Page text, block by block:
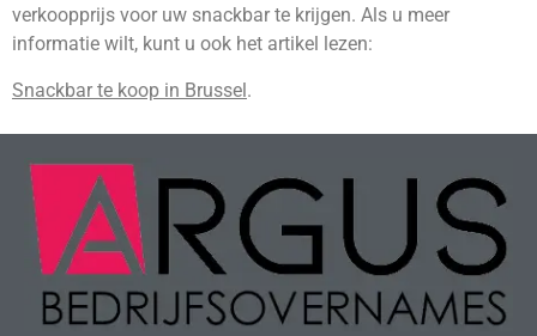
verkoopprijs voor uw snackbar te krijgen. Als u meer
informatie wilt, kunt u ook het artikel lezen:
Snackbar te koop in Brussel.